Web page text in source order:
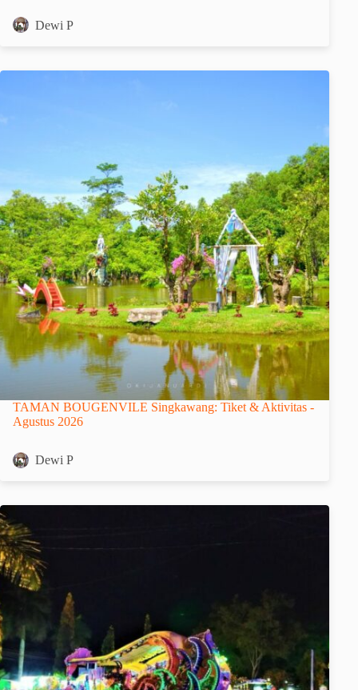
Dewi P
TAMAN BOUGENVILE Singkawang: Tiket & Aktivitas -
Agustus 2026
Dewi P